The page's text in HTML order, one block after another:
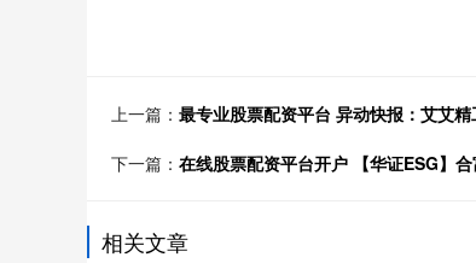
上一篇： 最专业股票配资平台 异动快报：艾艾
下一篇： 在线股票配资平台开户 【华证ESG】
相关文章